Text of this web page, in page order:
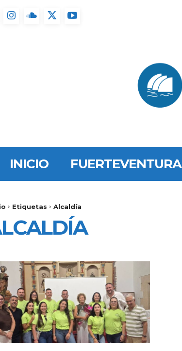
INICIO FUERTEVENTURA
Etiquetas Alcaldía